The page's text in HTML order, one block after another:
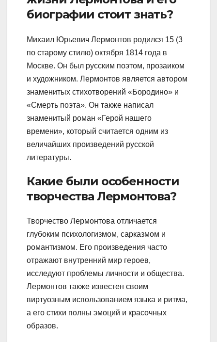
биографии стоит знать?
Михаил Юрьевич Лермонтов родился 15 (3
по старому стилю) октября 1814 года в
Москве. Он был русским поэтом, прозаиком
и художником. Лермонтов является автором
знаменитых стихотворений «Бородино» и
«Смерть поэта». Он также написал
знаменитый роман «Герой нашего
времени», который считается одним из
величайших произведений русской
литературы.
Какие были особенности
творчества Лермонтова?
Творчество Лермонтова отличается
глубоким психологизмом, сарказмом и
романтизмом. Его произведения часто
отражают внутренний мир героев,
исследуют проблемы личности и общества.
Лермонтов также известен своим
виртуозным использованием языка и ритма,
а его стихи полны эмоций и красочных
образов.